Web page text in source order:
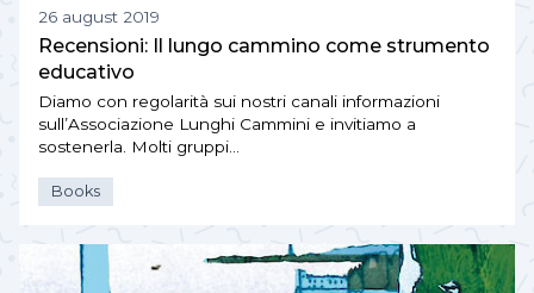
26 august 2019
Recensioni: Il lungo cammino come strumento
educativo
Diamo con regolarità sui nostri canali informazioni
sull’Associazione Lunghi Cammini e invitiamo a
sostenerla. Molti gruppi…
Books